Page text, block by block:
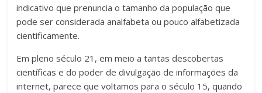
propósito
da
Educatrix!
indicativo que prenuncia o tamanho da população que
pode ser considerada analfabeta ou pouco alfabetizada
cientificamente.
Em pleno século 21, em meio a tantas descobertas
científicas e do poder de divulgação de informações da
internet, parece que voltamos para o século 15, quando